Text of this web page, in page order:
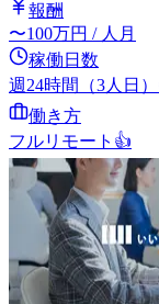
報酬
〜100万円 / 人月
稼働日数
週24時間（3人日）
働き方
フルリモート 👍